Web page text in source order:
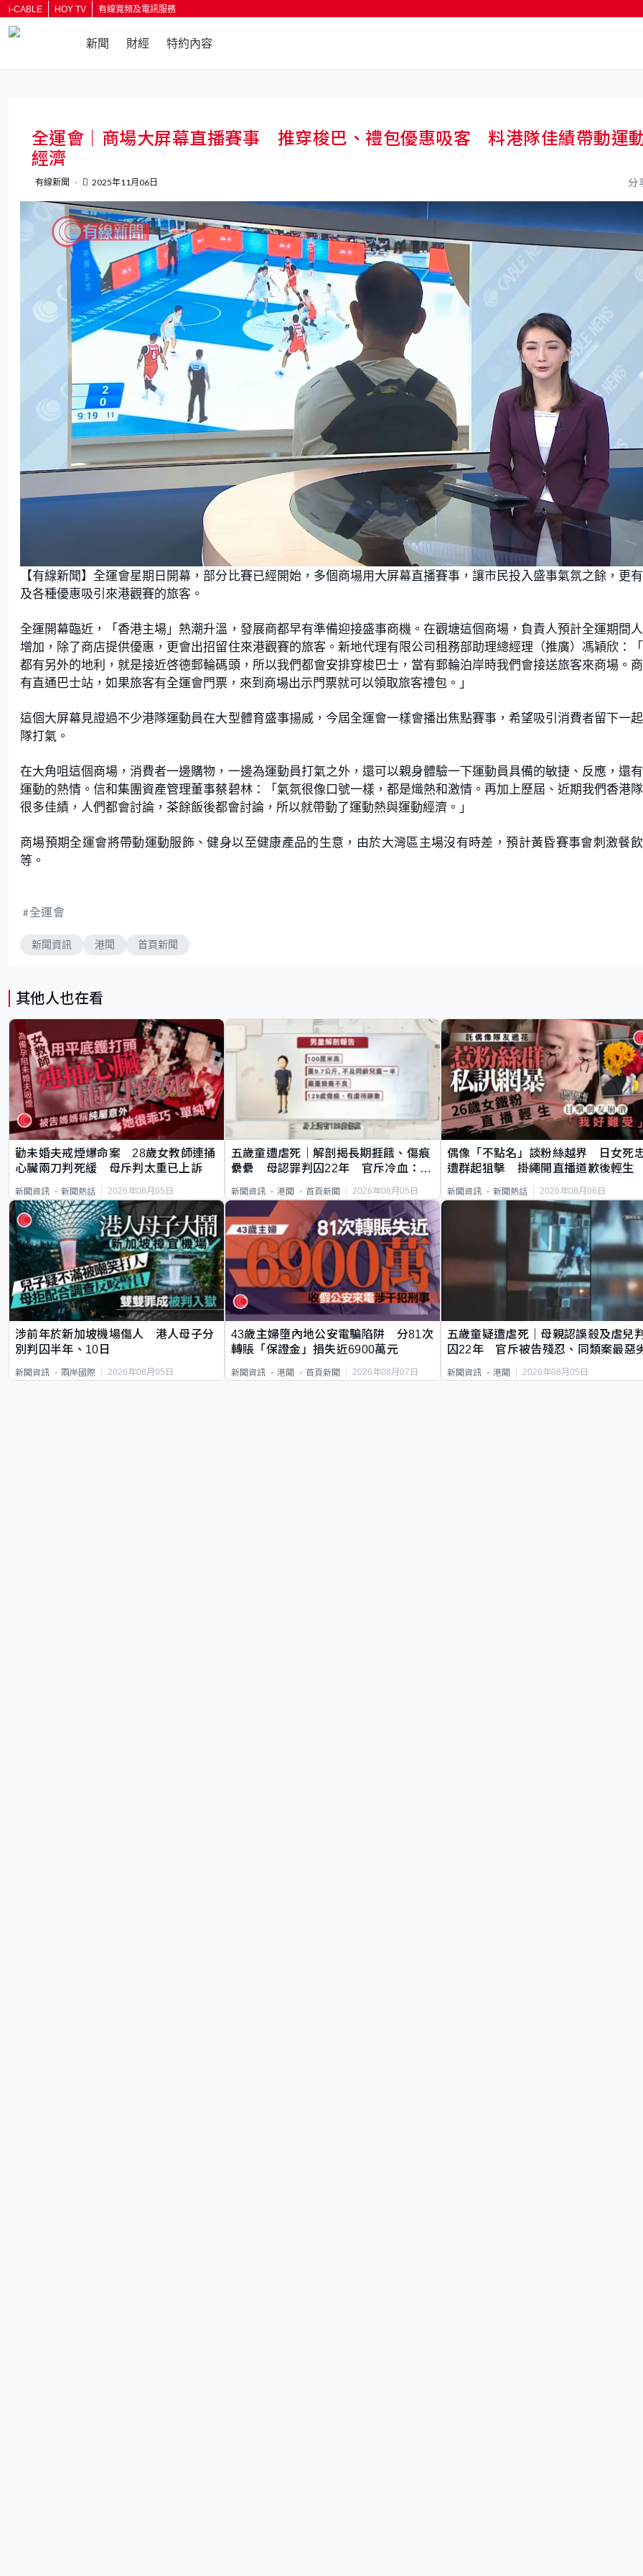
i-CABLE HOY TV 有線寬頻及電訊服務
新聞 財經 特約內容
全運會｜商場大屏幕直播賽事 推穿梭巴、禮包優惠吸客 料港隊佳績帶動運
經濟
有線新聞 2025年11月06日 分
n
m
u
t
e
a
d
e
d
:
.
1
3
%
【有線新聞】全運會星期日開幕，部分比賽已經開始，多個商場用大屏幕直播賽事，讓市民投入盛事氣氛之餘，更
及各種優惠吸引來港觀賽的旅客。
全運開幕臨近，「香港主場」熱潮升溫，發展商都早有準備迎接盛事商機。在觀塘這個商場，負責人預計全運期間
增加，除了商店提供優惠，更會出招留住來港觀賽的旅客。新地代理有限公司租務部助理總經理（推廣）馮穎欣：
都有另外的地利，就是接近啓德郵輪碼頭，所以我們都會安排穿梭巴士，當有郵輪泊岸時我們會接送旅客來商場。
有直通巴士站，如果旅客有全運會門票，來到商場出示門票就可以領取旅客禮包。」
這個大屏幕見證過不少港隊運動員在大型體育盛事揚威，今屆全運會一樣會播出焦點賽事，希望吸引消費者留下一
隊打氣。
在大角咀這個商場，消費者一邊購物，一邊為運動員打氣之外，還可以親身體驗一下運動員具備的敏捷、反應，還
運動的熱情。信和集團資產管理董事蔡碧林：「氣氛很像口號一樣，都是熾熱和激情。再加上歷屆、近期我們香港
很多佳績，人們都會討論，茶餘飯後都會討論，所以就帶動了運動熱與運動經濟。」
商場預期全運會將帶動運動服飾、健身以至健康產品的生意，由於大灣區主場沒有時差，預計黃昏賽事會刺激餐
等。
全運會
新聞資訊 港聞 首頁新聞
其他人也在看
勸未婚夫戒煙爆命案 28歲女教師連捅
心臟兩刀判死緩 母斥判太重已上訴
新聞資訊 新聞熱話 2026年08月05日
五歲童遭虐死｜解剖揭長期捱餓、傷痕
纍纍 母認罪判囚22年 官斥冷血：同
新聞資訊 港聞 首頁新聞 2026年08月05日
偶像「不點名」談粉絲越界 日女死
遭群起狙擊 掛繩開直播道歉後輕生
新聞資訊 新聞熱話 2026年08月06日
涉前年於新加坡機場傷人 港人母子分
別判囚半年、10日
新聞資訊 兩岸國際 2026年08月05日
43歲主婦墮內地公安電騙陷阱 分81次
轉賬「保證金」損失近6900萬元
新聞資訊 港聞 首頁新聞 2026年08月07日
五歲童疑遭虐死｜母親認誤殺及虐兒
囚22年 官斥被告殘忍、同類案最惡
新聞資訊 港聞 2026年08月05日